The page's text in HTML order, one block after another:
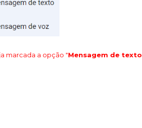
marcada a opção "Mensagem de texto